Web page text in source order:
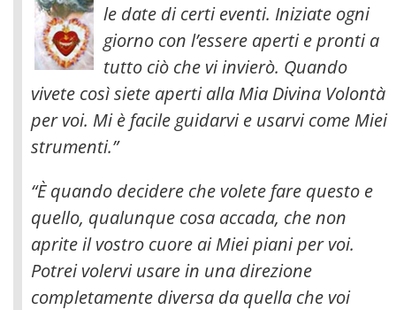
le date di certi eventi. Iniziate ogni
giorno con l’essere aperti e pronti a
tutto ciò che vi invierò. Quando
vivete così siete aperti alla Mia Divina Volontà
per voi. Mi è facile guidarvi e usarvi come Miei
strumenti.”
“È quando decidere che volete fare questo e
quello, qualunque cosa accada, che non
aprite il vostro cuore ai Miei piani per voi.
Potrei volervi usare in una direzione
completamente diversa da quella che voi